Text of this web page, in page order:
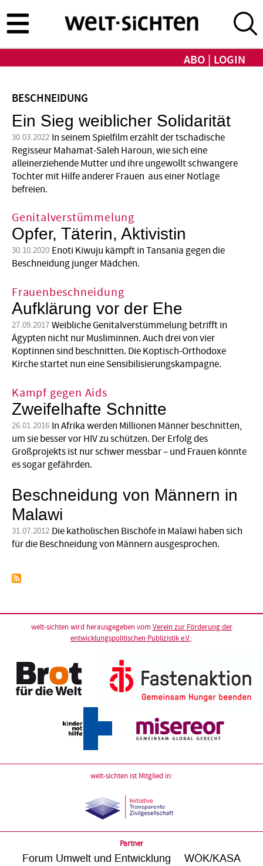
zum
Inhalt
ABO LOGIN
BESCHNEIDUNG
Ein Sieg weiblicher Solidarität
30.03.2022 In seinem Spielfilm erzählt der tschadische
Regisseur Mahamat-Saleh Haroun, wie sich eine
alleinerziehende Mutter und ihre ungewollt schwangere
Tochter mit Hilfe anderer Frauen aus einer Notlage
befreien.
Genitalverstümmelung
Opfer, Täterin, Aktivistin
30.10.2020 Enoti Kiwuju kämpft in Tansania gegen die
Beschneidung junger Mädchen.
Frauenbeschneidung
Aufklärung vor der Ehe
27.09.2017 Weibliche Genitalverstümmelung betrifft in
Ägypten nicht nur Musliminnen. Auch drei von vier
Koptinnen sind beschnitten. Die Koptisch-Orthodoxe
Kirche startet nun eine Sensibilisierungskampagne.
Kampf gegen Aids
Zweifelhafte Schnitte
26.01.2016 In Afrika werden Millionen Männer beschnitten,
um sie besser vor HIV zu schützen. Der Erfolg des
Großprojekts ist nur schwer messbar – und Frauen könnte
es sogar gefährden.
Beschneidung von Männern in
Malawi
31.07.2012 Die katholischen Bischöfe in Malawi haben sich
für die Beschneidung von Männern ausgesprochen.
welt-sichten wird herausgegeben vom Verein zur Förderung der
entwicklungspolitischen Publizistik e.V.:
welt-sichten ist Mitglied in:
Partner
Forum Umwelt und Entwicklung WÖK/KASA